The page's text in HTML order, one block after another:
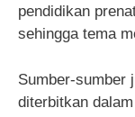
pendidikan
sehingga tema
Sumber-sumber
diterbitkan